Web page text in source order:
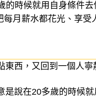
的時候就用自身條件
月薪水都花光、享
西，又回到一個人寧
說在20多歲的時候